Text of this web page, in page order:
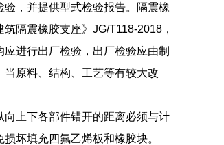
，并提供型式检验报告。隔震橡
隔震橡胶支座》JG/T118-2018，
进行出厂检验，出厂检验应由制
原料、结构、工艺等有较大改
上下各部件错开的距离必须与计
坏填充四氟乙烯板和橡胶块。